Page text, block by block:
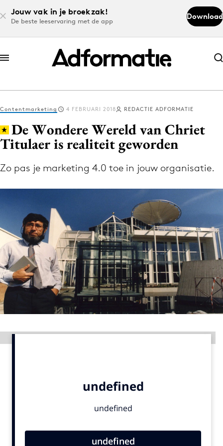
Jouw vak in je broekzak!
De beste leeservaring met de app
Download
Abonneer nu
Abonneer nu
Log in
Download de app
Volg het laatste nieuws via de Adformatie
Menu
Home
9 sept: GenAI-training
12 nov: MarketingLive!
Events
Contentmarketing 4 FEBRUARI 2018 REDACTIE ADFORMATIE
De Wondere Wereld van Chriet
Titulaer is realiteit geworden
Zo pas je marketing 4.0 toe in jouw organisatie.